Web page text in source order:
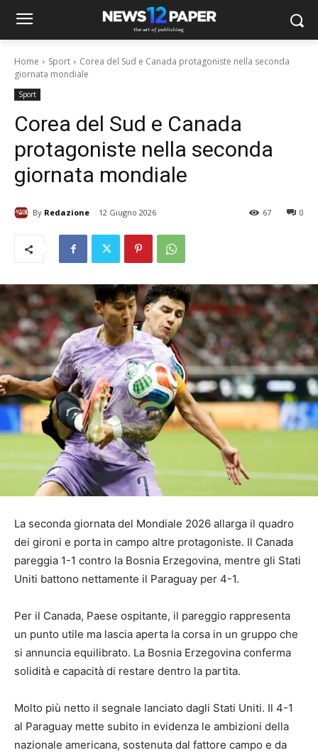
Home Sport
Corea del Sud e Canada protagoniste nella seconda
giornata mondiale
Sport
Corea del Sud e Canada
protagoniste nella seconda
giornata mondiale
By Redazione 12 Giugno 2026 0
67
La seconda giornata del Mondiale 2026 allarga il quadro
dei gironi e porta in campo altre protagoniste. Il Canada
pareggia 1-1 contro la Bosnia Erzegovina, mentre gli Stati
Uniti battono nettamente il Paraguay per 4-1.
Per il Canada, Paese ospitante, il pareggio rappresenta
un punto utile ma lascia aperta la corsa in un gruppo che
si annuncia equilibrato. La Bosnia Erzegovina conferma
solidità e capacità di restare dentro la partita.
Molto più netto il segnale lanciato dagli Stati Uniti. Il 4-1
al Paraguay mette subito in evidenza le ambizioni della
nazionale americana, sostenuta dal fattore campo e da